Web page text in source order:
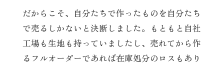
だからこそ、自分たちで作ったものを自分たち
で売るしかないと決断しました。もともと自社
工場も生地も持っていましたし、売れてから作
るフルオーダーであれば在庫処分のロスもあり